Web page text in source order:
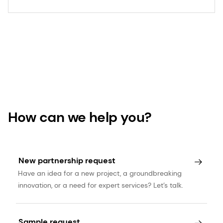
da imunidade por meio de intervenções
nutricionais". Imunidade 55, n.º 2 (2022): 210-23.
How can we help you?
New partnership request
Have an idea for a new project, a groundbreaking
innovation, or a need for expert services? Let’s talk.